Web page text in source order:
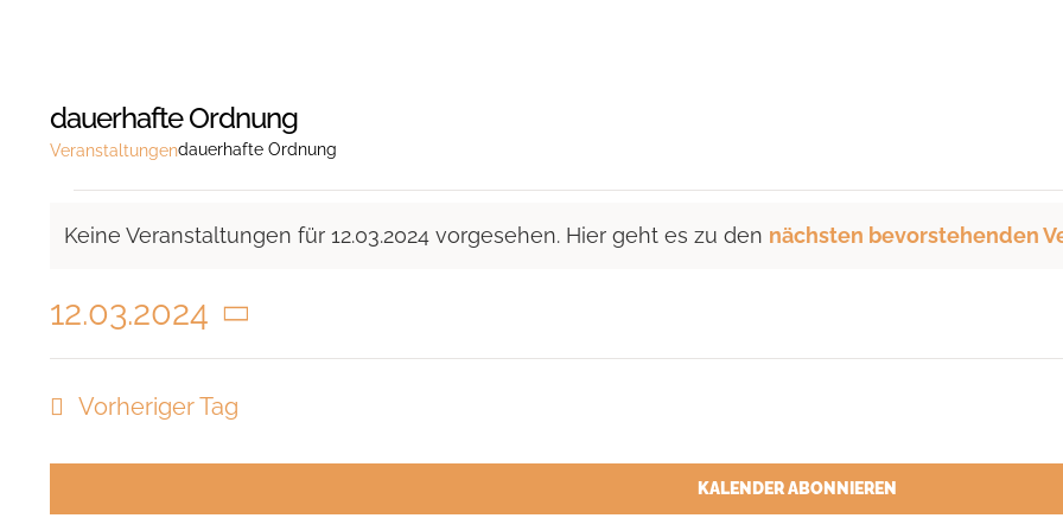
dauerhafte Ordnung
Veranstaltungendauerhafte Ordnung
für
Keine Veranstaltungen für 12.03.2024 vorgesehen. Hier geht es zu den nächsten bevorstehenden
12.03.2024
Datum
wählen.
Vorheriger Tag
KALENDER ABONNIEREN